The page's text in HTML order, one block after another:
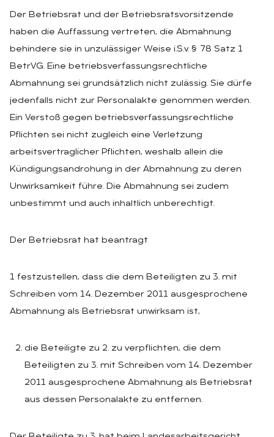
Der Betriebsrat und der Betriebsratsvorsitzende
haben die Auffassung vertreten, die Abmahnung
behindere sie in unzulässiger Weise i.S.v. § 78 Satz 1
BetrVG. Eine betriebsverfassungsrechtliche
Abmahnung sei grundsätzlich nicht zulässig. Sie dürfe
jedenfalls nicht zur Personalakte genommen werden.
Ein Verstoß gegen betriebsverfassungsrechtliche
Pflichten sei nicht zugleich eine Verletzung
arbeitsvertraglicher Pflichten, weshalb allein die
Kündigungsandrohung in der Abmahnung zu deren
Unwirksamkeit führe. Die Abmahnung sei zudem
unbestimmt und auch inhaltlich unberechtigt.
Der Betriebsrat hat beantragt
1 festzustellen, dass die dem Beteiligten zu 3. mit
Schreiben vom 14. Dezember 2011 ausgesprochene
Abmahnung als Betriebsrat unwirksam ist,
die Beteiligte zu 2. zu verpflichten, die dem
Beteiligten zu 3. mit Schreiben vom 14. Dezember
2011 ausgesprochene Abmahnung als Betriebsrat
aus dessen Personalakte zu entfernen.